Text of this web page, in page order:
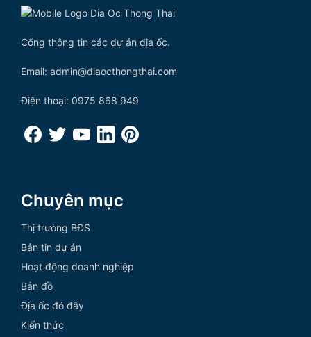
Cổng thông tin các dự án địa ốc.
Email: admin@diaocthongthai.com
Điện thoại: 0975 868 949
Chuyên mục
Thị trường BĐS
Bản tin dự án
Hoạt động doanh nghiệp
Bản đồ
Địa ốc đó đây
Kiến thức